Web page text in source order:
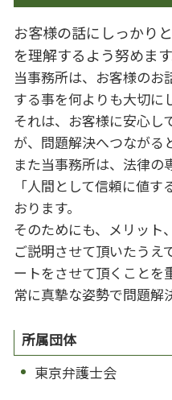
お客様の話にしっかり
を理解するよう努めます
当事務所は、お客様のお
する事を何よりも大切に
それは、お客様に安心し
が、問題解決へつながる
また当事務所は、法律の
「人間として信頼に値
おります。
そのためにも、メリット
ご説明させて頂いたうえ
ートをさせて頂くことを
常に真摯な姿勢で問題解
所属団体
東京弁護士会